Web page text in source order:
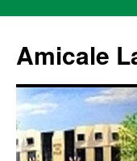
contenu
Amicale